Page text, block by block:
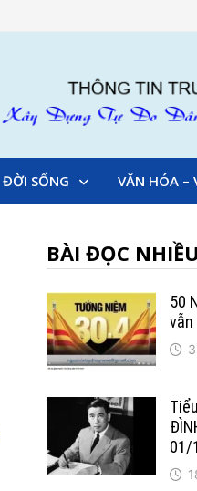
ĐỜI SỐNG VĂN HÓA –
BÀI ĐỌC NHIỀU
50
01/